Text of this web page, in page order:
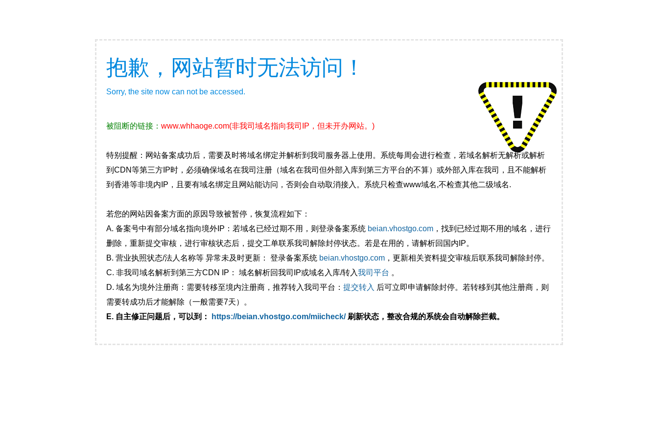
抱歉，网站暂时无法访问！
Sorry, the site now can not be accessed.
被阻断的链接： www.whhaoge.com(非我司域名指向我司IP，但未开办网站。)
特别提醒：网站备案成功后，需要及时将域名绑定并解析到我司服务器上使用。系统每周会进行检查，若域名解析无解析或解析
到CDN等第三方IP时，必须确保域名在我司注册（域名在我司但外部入库到第三方平台的不算）或外部入库在我司，且不能解析
到香港等非境内IP，且要有域名绑定且网站能访问，否则会自动取消接入。系统只检查www域名,不检查其他二级域名.
若您的网站因备案方面的原因导致被暂停，恢复流程如下：
A. 备案号中有部分域名指向境外IP：若域名已经过期不用，则登录备案系统 beian.vhostgo.com ，找到已经过期不用的域名，进行
删除，重新提交审核，进行审核状态后，提交工单联系我司解除封停状态。若是在用的，请解析回国内IP。
B. 营业执照状态/法人名称等 异常未及时更新： 登录备案系统 beian.vhostgo.com ，更新相关资料提交审核后联系我司解除封停。
C. 非我司域名解析到第三方CDN IP： 域名解析回我司IP或域名入库/转入我司平台 。
D. 域名为境外注册商：需要转移至境内注册商，推荐转入我司平台： 提交转入 后可立即申请解除封停。若转移到其他注册商，则
需要转成功后才能解除（一般需要7天）。
E. 自主修正问题后，可以到：
https://beian.vhostgo.com/miicheck/刷新状态，整改合规的系统会自动解除拦截。